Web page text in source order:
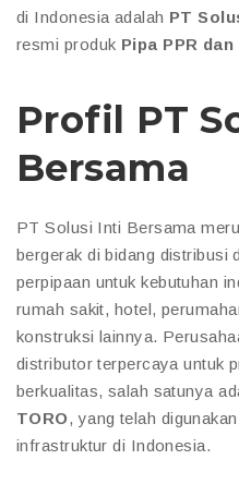
di Indonesia adalah PT
resmi produk Pipa PPR
Profil PT
Bersama
PT Solusi Inti Bersama
bergerak di bidang distribusi
perpipaan untuk kebutuhan
rumah sakit, hotel,
konstruksi lainnya.
distributor terpercaya untuk
berkualitas, salah satunya
TORO, yang telah
infrastruktur di Indonesia.